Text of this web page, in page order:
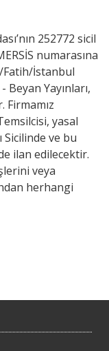
252772 sicil
numarasına
Fatih/İstanbul
Yayınları,
Firmamız
yasal
Sicilinde ve bu
ilan edilecektir.
veya
herhangi